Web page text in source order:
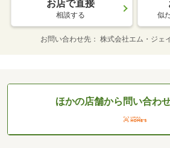
お店で直接
相談する 似
お問い合わせ先 株式会社エム・ジ
ほかの店舗から問い合わ